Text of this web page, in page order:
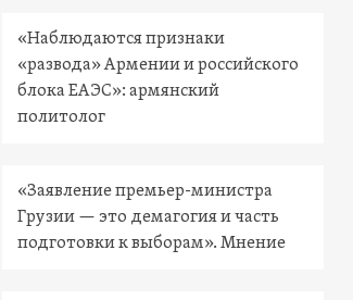
«Наблюдаются признаки
«развода» Армении и российского
блока ЕАЭС»: армянский
политолог
«Заявление премьер-министра
Грузии — это демагогия и часть
подготовки к выборам». Мнение